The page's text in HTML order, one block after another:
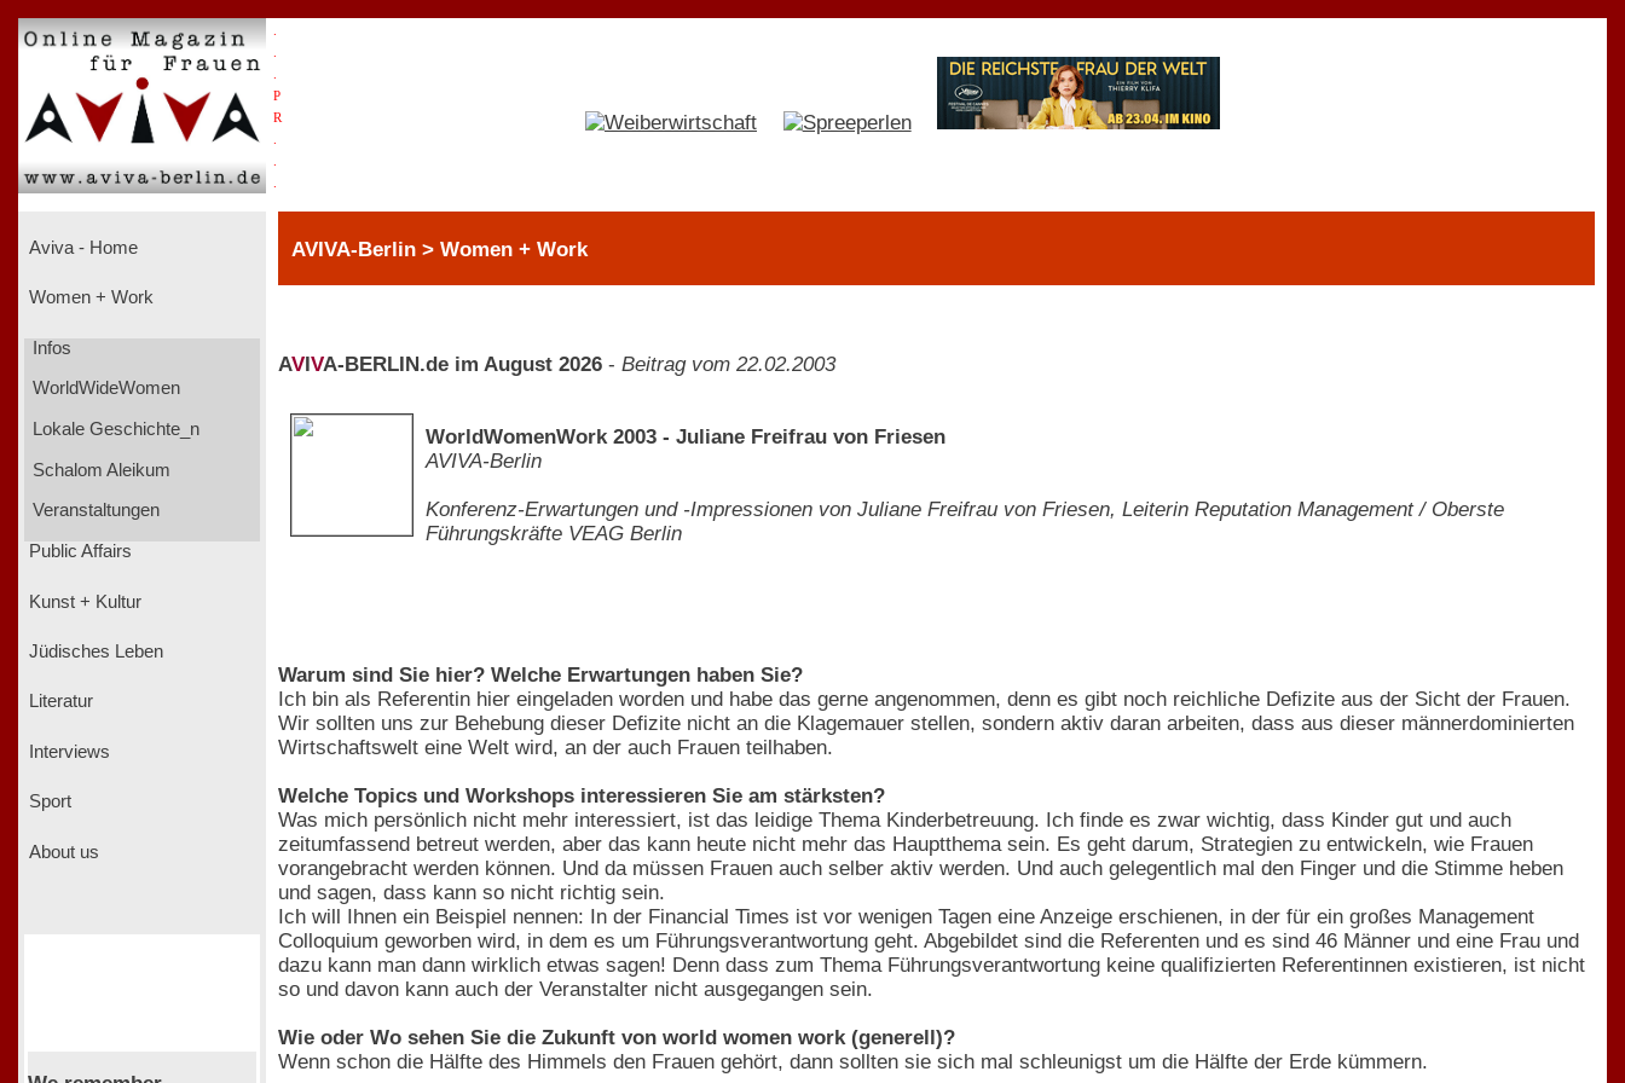
P
R
Aviva - Home
Women + Work
Infos
WorldWideWomen
Lokale Geschichte_n
Schalom Aleikum
Veranstaltungen
Public Affairs
Kunst + Kultur
Jüdisches Leben
Literatur
Interviews
Sport
About us
AVIVA-Berlin > Women + Work
AV VA-BERLIN.de im August 2026 - Beitrag vom 22.02.2003
WorldWomenWork 2003 - Juliane Freifrau von Friesen
AVIVA-Berlin
Konferenz-Erwartungen und -Impressionen von Juliane Freifrau von Friesen, Leiterin Reputation Management / Oberste
Führungskräfte VEAG Berlin
Warum sind Sie hier? Welche Erwartungen haben Sie?
Ich bin als Referentin hier eingeladen worden und habe das gerne angenommen, denn es gibt noch reichliche Defizite aus der Sicht der Frauen.
Wir sollten uns zur Behebung dieser Defizite nicht an die Klagemauer stellen, sondern aktiv daran arbeiten, dass aus dieser männerdominierten
Wirtschaftswelt eine Welt wird, an der auch Frauen teilhaben.
Welche Topics und Workshops interessieren Sie am stärksten?
Was mich persönlich nicht mehr interessiert, ist das leidige Thema Kinderbetreuung. Ich finde es zwar wichtig, dass Kinder gut und auch
zeitumfassend betreut werden, aber das kann heute nicht mehr das Hauptthema sein. Es geht darum, Strategien zu entwickeln, wie Frauen
vorangebracht werden können. Und da müssen Frauen auch selber aktiv werden. Und auch gelegentlich mal den Finger und die Stimme heben
und sagen, dass kann so nicht richtig sein.
Ich will Ihnen ein Beispiel nennen: In der Financial Times ist vor wenigen Tagen eine Anzeige erschienen, in der für ein großes Management
Colloquium geworben wird, in dem es um Führungsverantwortung geht. Abgebildet sind die Referenten und es sind 46 Männer und eine Frau und
dazu kann man dann wirklich etwas sagen! Denn dass zum Thema Führungsverantwortung keine qualifizierten Referentinnen existieren, ist nicht
so und davon kann auch der Veranstalter nicht ausgegangen sein.
Wie oder Wo sehen Sie die Zukunft von world women work (generell)?
Wenn schon die Hälfte des Himmels den Frauen gehört, dann sollten sie sich mal schleunigst um die Hälfte der Erde kümmern.